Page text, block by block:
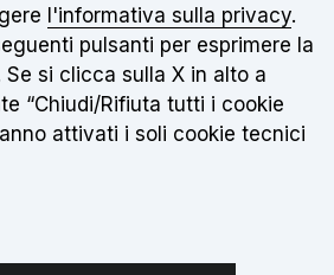
Apri
Gianluca Spina nella
l'informativa sulla privacy.
pulsanti per esprimere la
Se si clicca sulla X in alto a
“Chiudi/Rifiuta tutti i cookie
attivati i soli cookie tecnici